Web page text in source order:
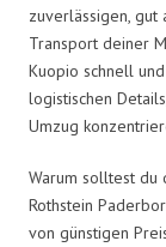
zuverlässigen, gut
Transport deiner
Kuopio schnell
logistischen
Umzug
Warum solltest du
Rothstein
von günstigen